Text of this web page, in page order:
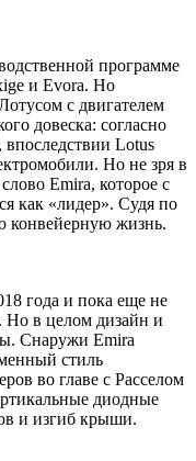
программе
и Evora. Но
с двигателем
довеска: согласно
впоследствии Lotus
Но не зря в
Emira, которое с
как «лидер». Судя по
конвейерную жизнь.
года и пока еще не
Но в целом дизайн и
Снаружи Emira
стиль
во главе с Расселом
диодные
и изгиб крыши.